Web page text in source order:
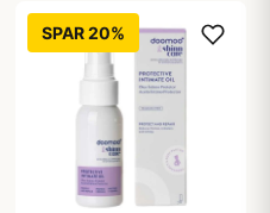
SPAR 20%